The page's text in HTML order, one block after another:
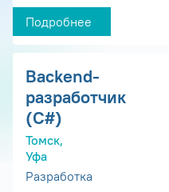
Подробнее
Backend-
разработчик
(C#)
Томск,
Уфа
Разработка